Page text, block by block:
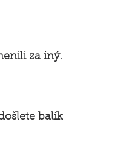
za iný.
balík